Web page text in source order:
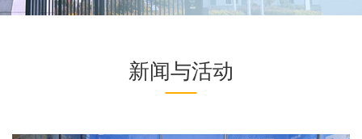
新闻与活动